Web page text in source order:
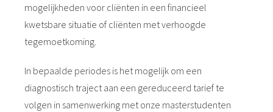
mogelijkheden voor cliënten in een financieel
kwetsbare situatie of cliënten met verhoogde
tegemoetkoming.
In bepaalde periodes is het mogelijk om een
diagnostisch traject aan een gereduceerd tarief te
volgen in samenwerking met onze masterstudenten